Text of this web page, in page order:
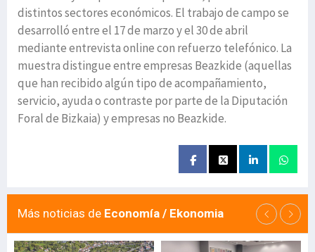
distintos sectores económicos. El trabajo de campo se
desarrolló entre el 17 de marzo y el 30 de abril
mediante entrevista online con refuerzo telefónico. La
muestra distingue entre empresas Beazkide (aquellas
que han recibido algún tipo de acompañamiento,
servicio, ayuda o contraste por parte de la Diputación
Foral de Bizkaia) y empresas no Beazkide.
Más noticias de Economía / Ekonomia